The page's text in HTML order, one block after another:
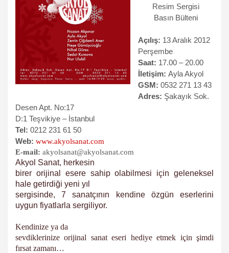
Resim Sergisi
Basın Bülteni
Açılış: 13 Aralık 2012
Perşembe
Saat: 17.00 – 20.00
İletişim: Ayla Akyol
GSM: 0532 271 13 43
Adres: Şakayık Sok.
Desen Apt. No:17
D:1 Teşvikiye – İstanbul
Tel: 0212 231 61 50
Web: www.akyolsanat.com
E-mail: akyolsanat@akyolsanat.com
Akyol Sanat, herkesin
birer orijinal esere sahip olabilmesi için geleneksel
hale getirdiği yeni yıl
sergisinde, 7 sanatçının kendine özgün eserlerini
uygun fiyatlarla sergiliyor.
Kendinize ya da
sevdiklerinize orijinal sanat eseri hediye etmek için şimdi
fırsat zamanı…